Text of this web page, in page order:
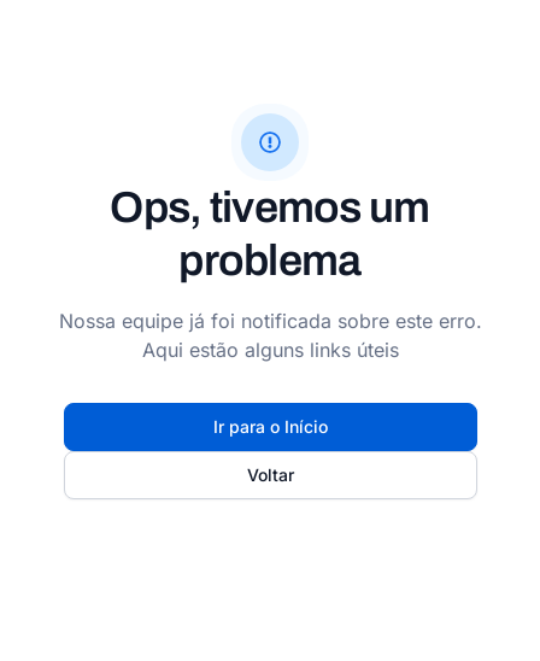
Ops, tivemos um
problema
Nossa equipe já foi notificada sobre este erro.
Aqui estão alguns links úteis
Ir para o Início
Voltar